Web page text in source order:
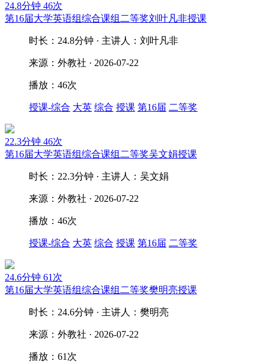
24.8分钟 46次
第16届大学英语组综合课组二等奖刘叶凡非授课
时长：24.8分钟 · 主讲人：刘叶凡非
来源：外教社 · 2026-07-22
播放：46次
授课-综合 大英 综合 授课 第16届 二等奖
22.3分钟 46次
第16届大学英语组综合课组二等奖吴文娟授课
时长：22.3分钟 · 主讲人：吴文娟
来源：外教社 · 2026-07-22
播放：46次
授课-综合 大英 综合 授课 第16届 二等奖
24.6分钟 61次
第16届大学英语组综合课组二等奖樊明亮授课
时长：24.6分钟 · 主讲人：樊明亮
来源：外教社 · 2026-07-22
播放：61次